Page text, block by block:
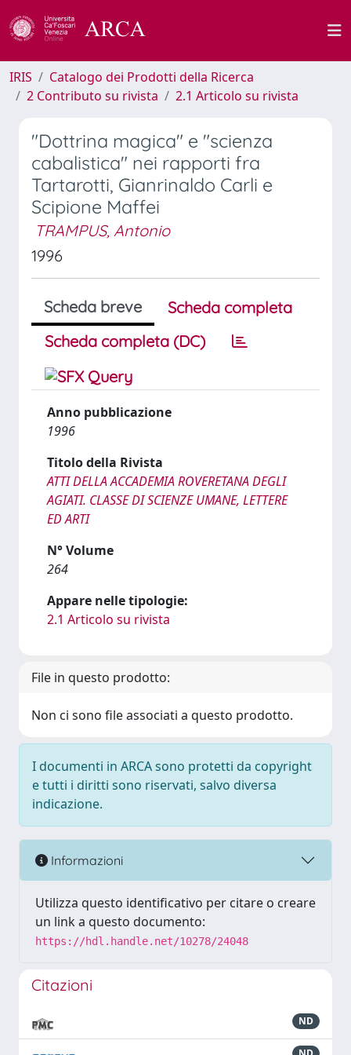
IRIS
Catalogo dei Prodotti della Ricerca
2 Contributo su rivista
2.1 Articolo su rivista
"Dottrina magica" e "scienza
cabalistica" nei rapporti fra
Tartarotti, Gianrinaldo Carli e
Scipione Maffei
TRAMPUS, Antonio
1996
Scheda breve
Scheda completa
Scheda completa (DC)
Anno pubblicazione
1996
Titolo della Rivista
ATTI DELLA ACCADEMIA ROVERETANA DEGLI
AGIATI. CLASSE DI SCIENZE UMANE, LETTERE
ED ARTI
N° Volume
264
Appare nelle tipologie:
2.1 Articolo su rivista
File in questo prodotto:
Non ci sono file associati a questo prodotto.
I documenti in ARCA sono protetti da copyright
e tutti i diritti sono riservati, salvo diversa
indicazione.
Informazioni
Utilizza questo identificativo per citare o creare
un link a questo documento:
https://hdl.handle.net/10278/24048
Citazioni
ND